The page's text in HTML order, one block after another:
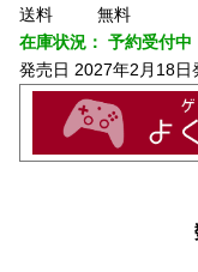
送料
無料
在庫状況： 予約受付中
発売日 2027年2月18日